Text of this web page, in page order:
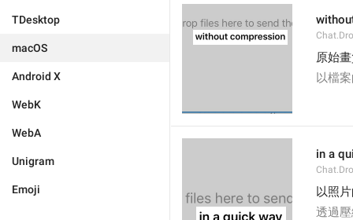
TDesktop
macOS
Android X
WebK
WebA
Unigram
Emoji
原始
以檔
in a
以照
透過